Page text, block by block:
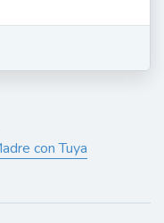
con Tuya